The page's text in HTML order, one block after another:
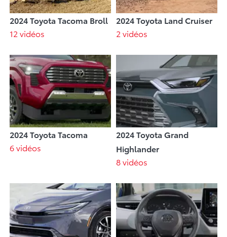
2024 Toyota Tacoma Broll
12 vidéos
2024 Toyota Land Cruiser
2 vidéos
2024 Toyota Tacoma
6 vidéos
2024 Toyota Grand
Highlander
8 vidéos